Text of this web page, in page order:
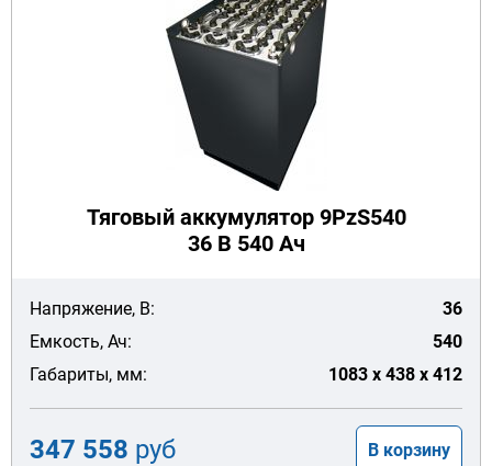
Тяговый аккумулятор 9PzS540
36 В 540 Ач
Напряжение, В:
36
Емкость, Ач:
540
Габариты, мм:
1083 x 438 x 412
347 558 руб В корзину